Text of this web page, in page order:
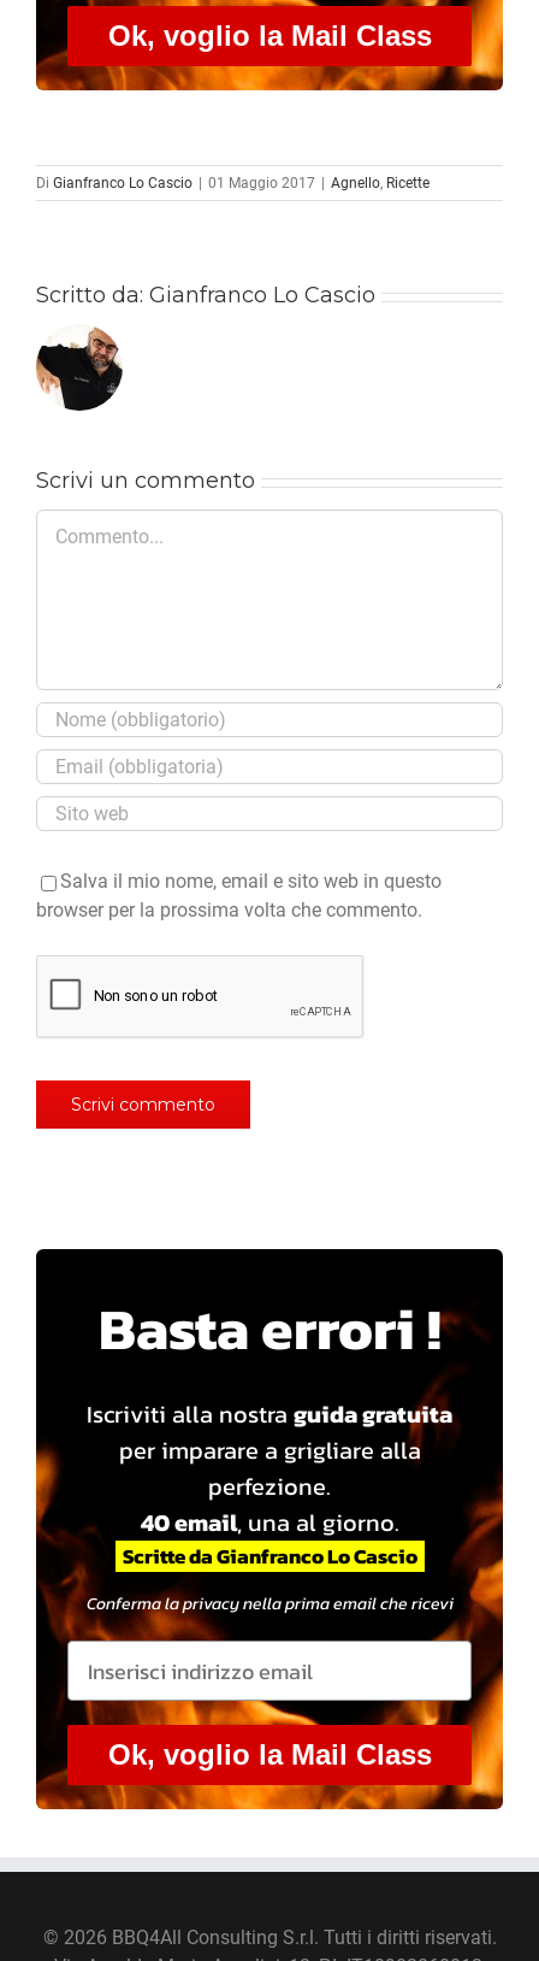
Ok, voglio la Mail Class
Di Gianfranco Lo Cascio 01 Maggio 2017 Agnello, Ricette
Scritto da: Gianfranco Lo Cascio
Scrivi un commento
Salva il mio nome, email e sito web in questo
browser per la prossima volta che commento.
Basta errori !
Iscriviti alla nostra guida gratuita
per imparare a grigliare alla
perfezione.
40 email, una al giorno.
Scritte da Gianfranco Lo Cascio
Conferma la privacy nella prima email che ricevi
Ok, voglio la Mail Class
© 2026 BBQ4All Consulting S.r.l. Tutti i diritti riservati.